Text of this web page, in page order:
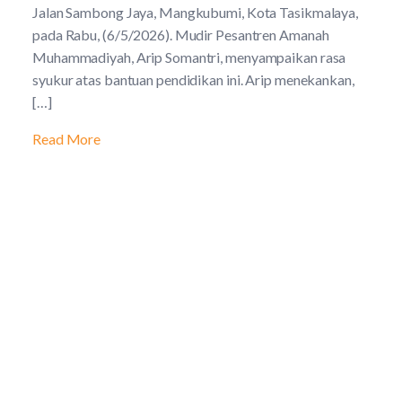
Jalan Sambong Jaya, Mangkubumi, Kota Tasikmalaya,
pada Rabu, (6/5/2026). Mudir Pesantren Amanah
Muhammadiyah, Arip Somantri, menyampaikan rasa
syukur atas bantuan pendidikan ini. Arip menekankan,
[…]
Read More